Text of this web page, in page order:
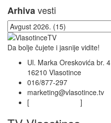
Arhivavesti
Da bolje čujete i jasnije vidite!
Ul. Marka Oreskovića br. 4
16210 Vlasotince
016/877-297
marketing@vlasotince.tv
[
]